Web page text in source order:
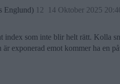
Englund) 14 Oktober 2025
12
index som inte blir helt rätt. Kolla
är exponerad emot kommer ha en